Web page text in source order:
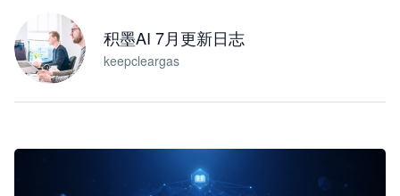
积墨AI 7月更新日志
keepcleargas